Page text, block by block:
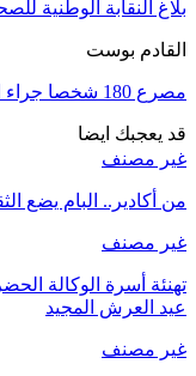
بلاغ النقابة الوطنية
القادم بوست
مصرع 180 شخصا جراء الفيضانات القوية التي اجتاحت ألمانيا
قد يعجبك ايضا
غير مصنف
من أكادير.. البام يضع
غير مصنف
تهنئة أسرة الوكالة
عيد العرش المجيد
غير مصنف